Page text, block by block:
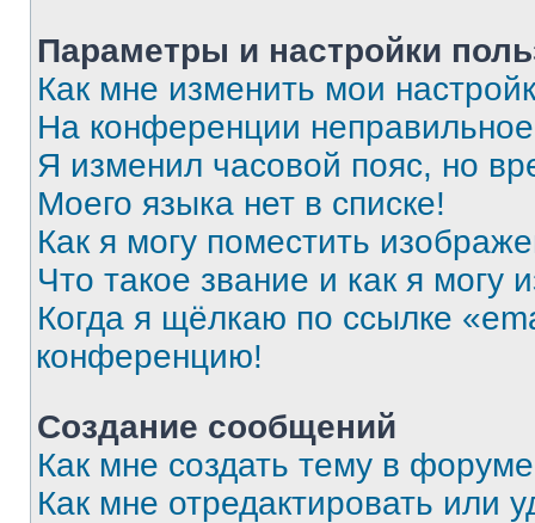
Параметры и настройки
Как мне изменить мои
На конференции
Я изменил часовой пояс, но
Моего языка нет в списке!
Как я могу поместить
Что такое звание и как я могу
Когда я щёлкаю по ссылке
конференцию!
Создание сообщений
Как мне создать тему в
Как мне отредактировать или